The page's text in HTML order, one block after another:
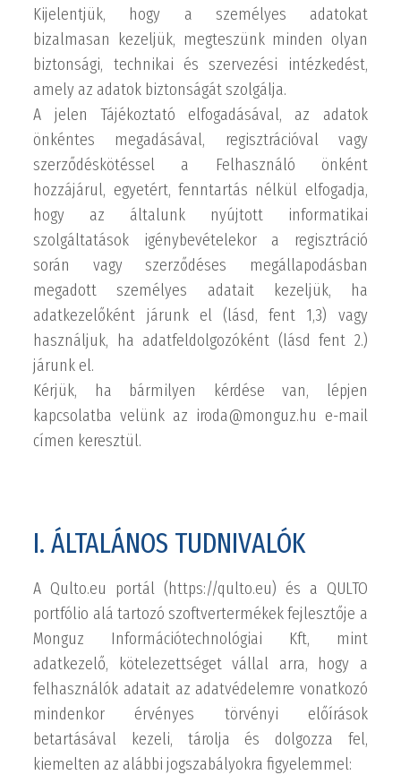
Kijelentjük, hogy a személyes adatokat
bizalmasan kezeljük, megteszünk minden olyan
biztonsági, technikai és szervezési intézkedést,
amely az adatok biztonságát szolgálja.
A jelen Tájékoztató elfogadásával, az adatok
önkéntes megadásával, regisztrációval vagy
szerződéskötéssel a Felhasználó önként
hozzájárul, egyetért, fenntartás nélkül elfogadja,
hogy az általunk nyújtott informatikai
szolgáltatások igénybevételekor a regisztráció
során vagy szerződéses megállapodásban
megadott személyes adatait kezeljük, ha
adatkezelőként járunk el (lásd, fent 1,3) vagy
használjuk, ha adatfeldolgozóként (lásd fent 2.)
járunk el.
Kérjük, ha bármilyen kérdése van, lépjen
kapcsolatba velünk az iroda@monguz.hu e-mail
címen keresztül.
I. ÁLTALÁNOS TUDNIVALÓK
A Qulto.eu portál (https://qulto.eu) és a QULTO
portfólio alá tartozó szoftvertermékek fejlesztője a
Monguz Információtechnológiai Kft, mint
adatkezelő, kötelezettséget vállal arra, hogy a
felhasználók adatait az adatvédelemre vonatkozó
mindenkor érvényes törvényi előírások
betartásával kezeli, tárolja és dolgozza fel,
kiemelten az alábbi jogszabályokra figyelemmel: